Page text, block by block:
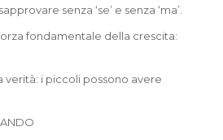
senza ‘se’ e senza ‘ma’.
fondamentale della crescita:
verità: i piccoli possono avere